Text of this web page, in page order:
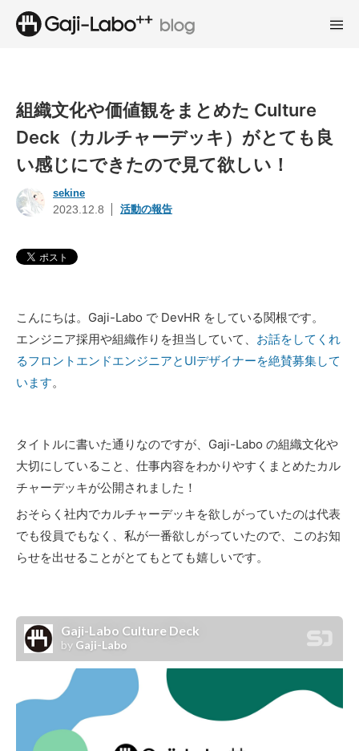
組織文化や価値観をまとめた Culture
Deck（カルチャーデッキ）がとても良
い感じにできたので見て欲しい！
sekine
2023.12.8 活動の報告
こんにちは。Gaji-Labo で DevHR をしている関根です。
エンジニア採用や組織作りを担当していて、 お話をしてくれ
るフロントエンドエンジニアとUIデザイナーを絶賛募集して
います。
タイトルに書いた通りなのですが、Gaji-Labo の組織文化や
大切にしていること、仕事内容をわかりやすくまとめたカル
チャーデッキが公開されました！
おそらく社内でカルチャーデッキを欲しがっていたのは代表
でも役員でもなく、私が一番欲しがっていたので、このお知
らせを出せることがとてもとても嬉しいです。